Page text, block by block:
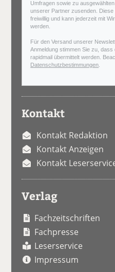
Umfragen sowie zu
unserer Partner zusenden.
freiwillig und kann jederzeit mit
werden.
Für den Versand unserer
Anmeldung stimmen Sie zu,
rapidmail übermittelt werden.
Datenschutzbestimmungen
Kontakt
Kontakt Redaktion
Kontakt Anzeigen
Kontakt
Verlag
Fachzeitschriften
Fachpresse
Leserservice
Impressum